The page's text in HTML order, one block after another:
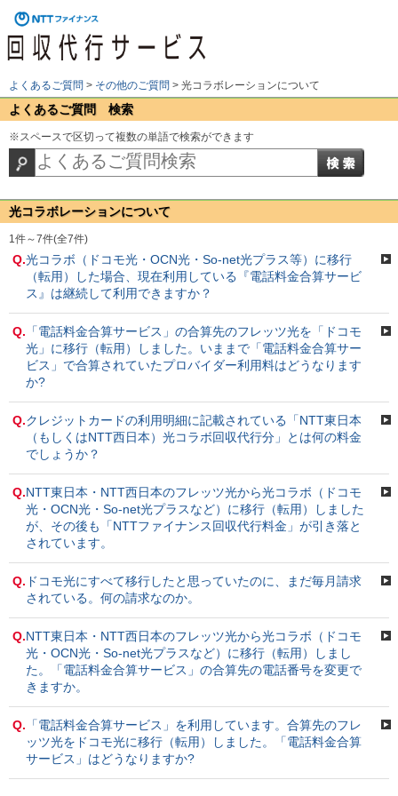
よくあるご質問 > その他のご質問 > 光コラボレーションについて
よくあるご質問 検索
※スペースで区切って複数の単語で検索ができます
光コラボレーションについて
1件～7件(全7件)
Q.光コラボ（ドコモ光・OCN光・So-net光プラス等）に移行
（転用）した場合、現在利用している『電話料金合算サービ
ス』は継続して利用できますか？
Q. 「電話料金合算サービス」の合算先のフレッツ光を「ドコモ
光」に移行（転用）しました。いままで「電話料金合算サー
ビス」で合算されていたプロバイダー利用料はどうなります
か?
Q.クレジットカードの利用明細に記載されている「NTT東日本
（もしくはNTT西日本）光コラボ回収代行分」とは何の料金
でしょうか？
Q.NTT東日本・NTT西日本のフレッツ光から光コラボ（ドコモ
光・OCN光・So-net光プラスなど）に移行（転用）しました
が、その後も「NTTファイナンス回収代行料金」が引き落と
されています。
Q. ドコモ光にすべて移行したと思っていたのに、まだ毎月請求
されている。何の請求なのか。
Q.NTT東日本・NTT西日本のフレッツ光から光コラボ（ドコモ
光・OCN光・So-net光プラスなど）に移行（転用）しまし
た。「電話料金合算サービス」の合算先の電話番号を変更で
きますか。
Q. 「電話料金合算サービス」を利用しています。合算先のフレ
ッツ光をドコモ光に移行（転用）しました。「電話料金合算
サービス」はどうなりますか?